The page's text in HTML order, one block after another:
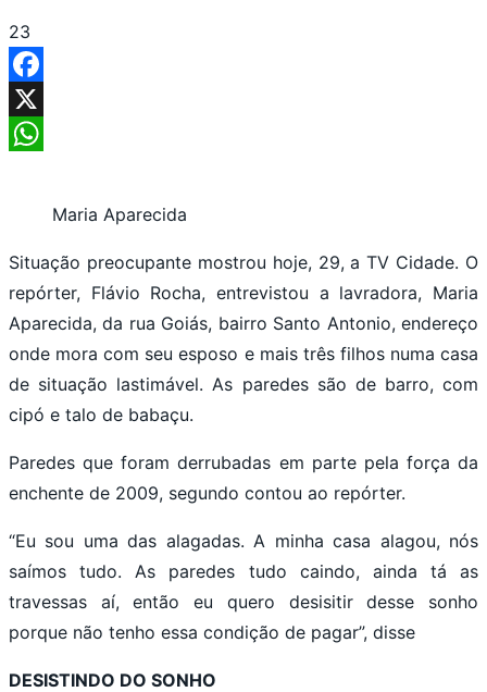
23
Facebook
X
Maria Aparecida
Situação preocupante mostrou hoje, 29, a TV Cidade. O
repórter, Flávio Rocha, entrevistou a lavradora, Maria
Aparecida, da rua Goiás, bairro Santo Antonio, endereço
onde mora com seu esposo e mais três filhos numa casa
de situação lastimável. As paredes são de barro, com
cipó e talo de babaçu.
Paredes que foram derrubadas em parte pela força da
enchente de 2009, segundo contou ao repórter.
“Eu sou uma das alagadas. A minha casa alagou, nós
saímos tudo. As paredes tudo caindo, ainda tá as
travessas aí, então eu quero desisitir desse sonho
porque não tenho essa condição de pagar”, disse
DESISTINDO DO SONHO